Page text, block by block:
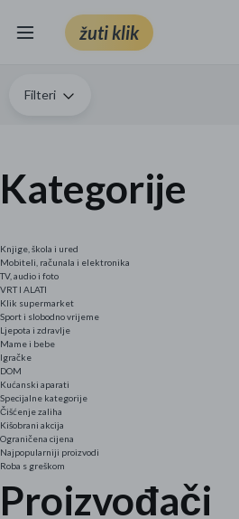
žuti klik
TV, audio i foto
VRT I ALATI
Klik supermarket
Sport i slobodno vrijeme
Ljepota i zdravlje
Mame i bebe
Igračke
DOM
Filteri
Kategorije
Knjige, škola i ured
Mobiteli, računala i elektronika
TV, audio i foto
VRT I ALATI
Klik supermarket
Sport i slobodno vrijeme
Ljepota i zdravlje
Mame i bebe
Igračke
DOM
Kućanski aparati
Specijalne kategorije
Čišćenje zaliha
Kišobrani akcija
Ograničena cijena
Najpopularniji proizvodi
Roba s greškom
Proizvođači